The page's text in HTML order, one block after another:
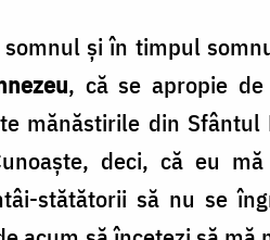
și în timpul
, că se apropie
mănăstirile din
deci, că eu
stătătorii să nu se